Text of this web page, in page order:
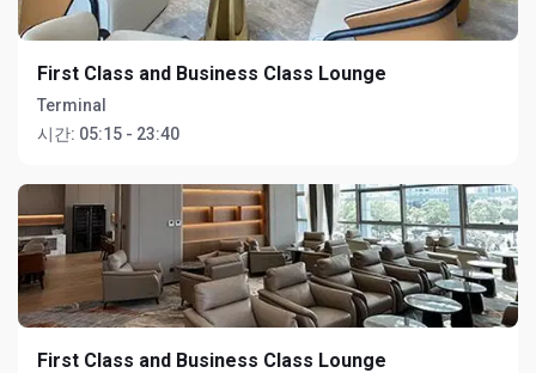
First Class and Business Class Lounge
Terminal
시간: 05:15 - 23:40
First Class and Business Class Lounge